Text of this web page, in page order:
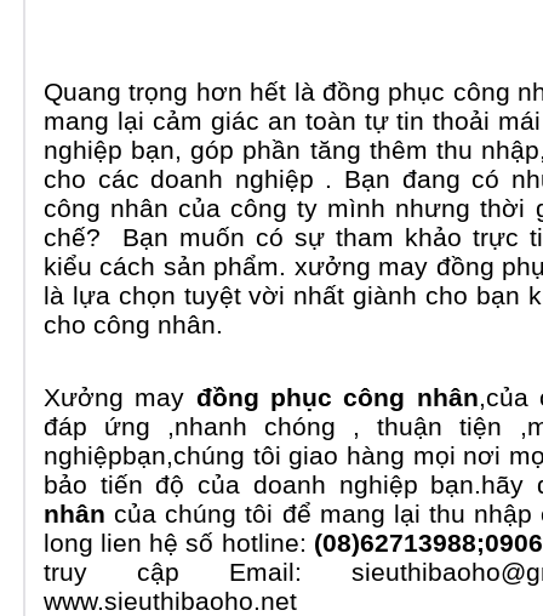
Quang trọng hơn hết là đồng phục công
mang lại cảm giác an toàn tự tin thoải
nghiệp bạn, góp phần tăng thêm thu
cho các doanh nghiệp . Bạn đang có
công nhân của công ty mình nhưng thời
chế? Bạn muốn có sự tham khảo trực
kiểu cách sản phẩm. xưởng may đồng
là lựa chọn tuyệt vời nhất giành cho bạn
cho công nhân.
Xưởng may đồng phục công nhân,của
đáp ứng ,nhanh chóng , thuận tiện
nghiệpbạn,chúng tôi giao hàng mọi nơi
bảo tiến độ của doanh nghiệp
nhân của chúng tôi để mang lại thu
long lien hệ số hotline: (08)62713988;
truy cập Email:
www.sieuthibaoho.net